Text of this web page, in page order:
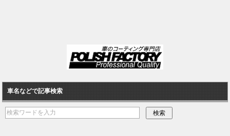
車名などで記事検索